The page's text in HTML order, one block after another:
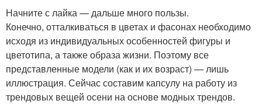
Начните с лайка — дальше много пользы.
Конечно, отталкиваться в цветах и фасонах необходимо
исходя из индивидуальных особенностей фигуры и
цветотипа, а также образа жизни. Поэтому все
представленные модели (как и их возраст) — лишь
иллюстрация. Сейчас составим капсулу на работу из
трендовых вещей осени на основе модных трендов.